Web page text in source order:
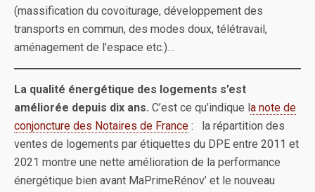
(massification du covoiturage, développement des
transports en commun, des modes doux, télétravail,
aménagement de l’espace etc.)…
La qualité énergétique des logements s’est
améliorée depuis dix ans. C’est ce qu’indique la note de
conjoncture des Notaires de France : la répartition des
ventes de logements par étiquettes du DPE entre 2011 et
2021 montre une nette amélioration de la performance
énergétique bien avant MaPrimeRénov’ et le nouveau